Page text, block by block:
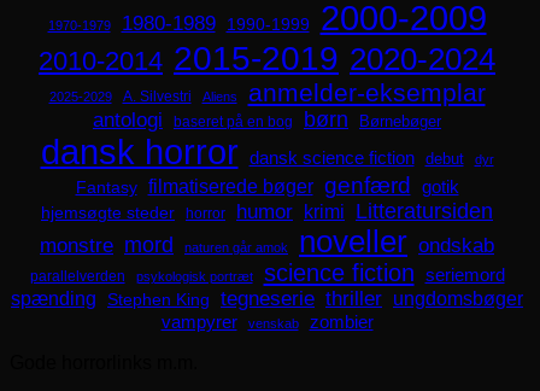
1970-1979 1980-1989 1990-1999 2000-2009
2010-2014 2015-2019 2020-2024
2025-2029 A. Silvestri Aliens anmelder-eksemplar
antologi baseret på en bog børn Børnebøger
dansk horror dansk science fiction debut dyr
Fantasy filmatiserede bøger genfærd
gotik
hjemsøgte steder
horror humor krimi Litteratursiden
monstre mord naturen går amok noveller ondskab
parallelverden psykologisk portræt science fiction seriemord
spænding Stephen King tegneserie thriller ungdomsbøger
vampyrer venskab
zombier